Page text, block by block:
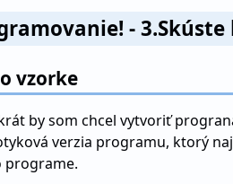
-
vzorke
by som chcel vytvoriť
verzia programu, ktorý
programe.